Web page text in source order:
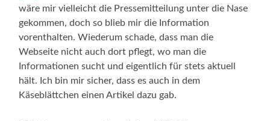
wäre mir vielleicht die Pressemitteilung unter die Nase
gekommen, doch so blieb mir die Information
vorenthalten. Wiederum schade, dass man die
Webseite nicht auch dort pflegt, wo man die
Informationen sucht und eigentlich für stets aktuell
hält. Ich bin mir sicher, dass es auch in dem
Käseblättchen einen Artikel dazu gab.